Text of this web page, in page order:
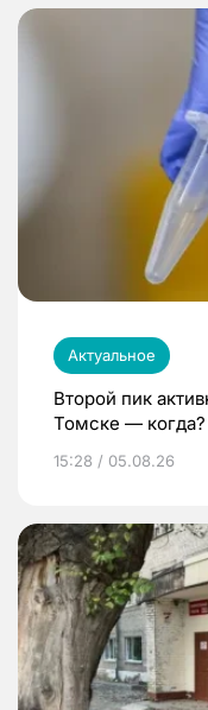
Актуальное
Второй пик
Томске — когда?
15:28 / 05.08.26